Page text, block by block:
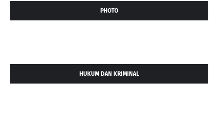
PHOTO
HUKUM DAN KRIMINAL